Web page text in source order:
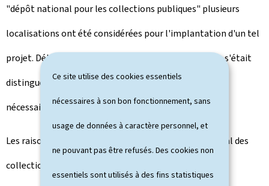
Ce site utilise des cookies essentiels
nécessaires à son bon fonctionnement, sans
usage de données à caractère personnel, et
ne pouvant pas être refusés. Des cookies non
essentiels sont utilisés à des fins statistiques
"dépôt national pour les collections publiques" plusieurs
localisations ont été considérées pour l'implantation d'un tel
projet. Début 2020, le site "
" à Dudelange s'était
distingué en réunissant à priori toutes les conditions
nécessaires.
Les raisons expliquant la nécessité d'un centre national des
collections publiques sont multiples: